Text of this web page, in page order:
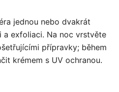
jednou nebo dvakrát
a exfoliaci. Na noc vrstvěte
přípravky; během
krémem s UV ochranou.